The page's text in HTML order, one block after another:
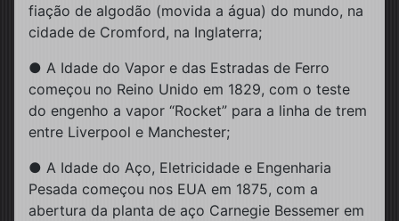
fiação de algodão (movida a água) do mundo, na
cidade de Cromford, na Inglaterra;
● A Idade do Vapor e das Estradas de Ferro
começou no Reino Unido em 1829, com o teste
do engenho a vapor “Rocket” para a linha de trem
entre Liverpool e Manchester;
● A Idade do Aço, Eletricidade e Engenharia
Pesada começou nos EUA em 1875, com a
abertura da planta de aço Carnegie Bessemer em